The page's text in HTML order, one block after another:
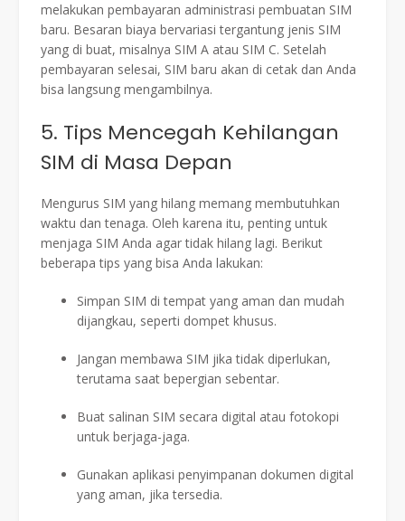
melakukan pembayaran administrasi pembuatan SIM
baru. Besaran biaya bervariasi tergantung jenis SIM
yang di buat, misalnya SIM A atau SIM C. Setelah
pembayaran selesai, SIM baru akan di cetak dan Anda
bisa langsung mengambilnya.
5. Tips Mencegah Kehilangan
SIM di Masa Depan
Mengurus SIM yang hilang memang membutuhkan
waktu dan tenaga. Oleh karena itu, penting untuk
menjaga SIM Anda agar tidak hilang lagi. Berikut
beberapa tips yang bisa Anda lakukan:
Simpan SIM di tempat yang aman dan mudah
dijangkau, seperti dompet khusus.
Jangan membawa SIM jika tidak diperlukan,
terutama saat bepergian sebentar.
Buat salinan SIM secara digital atau fotokopi
untuk berjaga-jaga.
Gunakan aplikasi penyimpanan dokumen digital
yang aman, jika tersedia.